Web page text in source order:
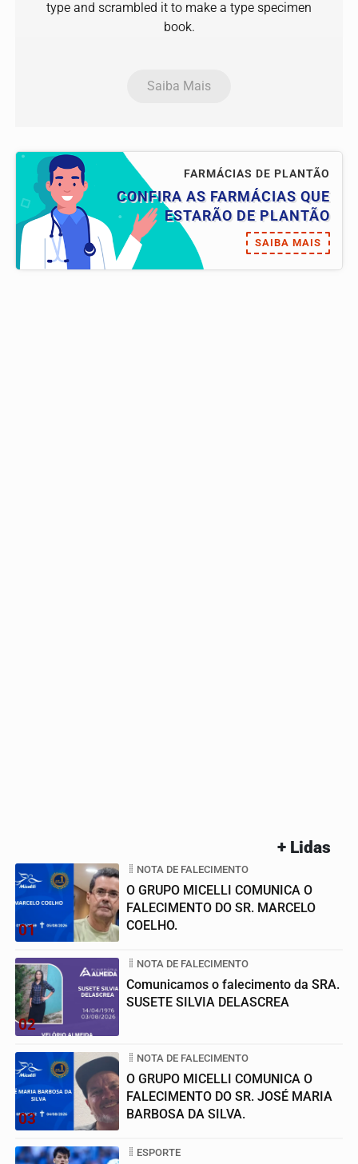
type and scrambled it to make a type specimen
book.
Saiba Mais
FARMÁCIAS DE PLANTÃO
CONFIRA AS FARMÁCIAS QUE
ESTARÃO DE PLANTÃO
SAIBA MAIS
+ Lidas
01
NOTA DE FALECIMENTO
O GRUPO MICELLI COMUNICA O
FALECIMENTO DO SR. MARCELO
COELHO.
02
NOTA DE FALECIMENTO
Comunicamos o falecimento da SRA.
SUSETE SILVIA DELASCREA
03
NOTA DE FALECIMENTO
O GRUPO MICELLI COMUNICA O
FALECIMENTO DO SR. JOSÉ MARIA
BARBOSA DA SILVA.
ESPORTE